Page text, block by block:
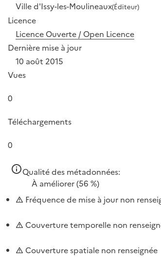
Ville d'Issy-les-Moulineaux(Éditeur)
Licence
Licence Ouverte / Open Licence
Dernière mise à jour
10 août 2015
Vues
0
Téléchargements
0
Qualité des métadonnées:
À améliorer(56 %)
Fréquence de mise à jour non
Couverture temporelle non
Couverture spatiale non renseignée